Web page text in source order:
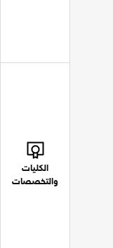
الكليات
والتخصصات